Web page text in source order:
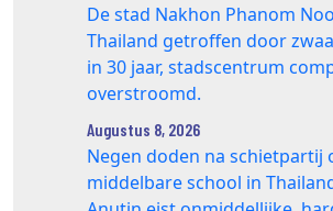
De stad Nakhon Phanom
Thailand getroffen door
in 30 jaar, stadscentrum
overstroomd.
Augustus 8, 2026
Negen doden na schietpartij
middelbare school in